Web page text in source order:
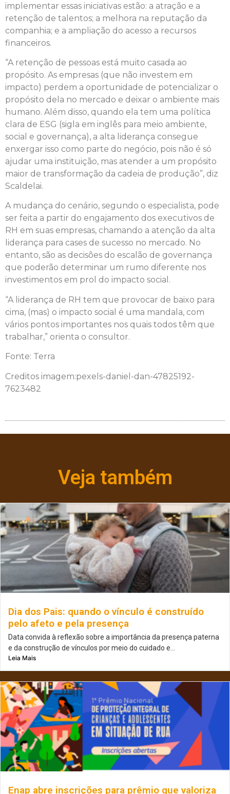
implementar essas iniciativas estão: a atração e a
retenção de talentos; a melhora na reputação da
companhia; e a ampliação do acesso a recursos
financeiros.
“A retenção de pessoas está muito casada ao
propósito. As empresas (que não investem em
impacto) perdem a oportunidade de potencializar o
propósito dela no mercado e deixar o ambiente mais
humano. Além disso, quando ela tem uma política
clara de ESG (sigla em inglês para meio ambiente,
social e governança), a alta liderança consegue
enxergar isso como parte do negócio, pois não é só
ajudar uma instituição, mas atender a um propósito
maior de transformação da cadeia de produção”, diz
Scaldelai.
A mudança do cenário, segundo o especialista, pode
ser feita a partir do engajamento dos executivos de
RH em suas empresas, chamando a atenção da alta
liderança para cases de sucesso no mercado. No
entanto, são as decisões do escalão de governança
que poderão determinar um rumo diferente nos
investimentos em prol do impacto social.
“A liderança de RH tem que provocar de baixo para
cima, (mas) o impacto social é uma mandala, com
vários pontos importantes nos quais todos têm que
trabalhar,” orienta o consultor.
Fonte: Terra
Creditos imagem:pexels-daniel-dan-47825192-
7623482
Veja também
Dia dos Pais: quando o vínculo é construído
pelo afeto e pela presença
Data convida à reflexão sobre a importância da presença paterna
e da construção de vínculos por meio do cuidado e...
Leia Mais
Enap abre inscrições para prêmio que valoriza